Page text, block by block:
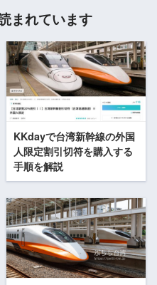
まれています
KKdayで台湾新幹線の外国
人限定割引切符を購入する
手順を解説